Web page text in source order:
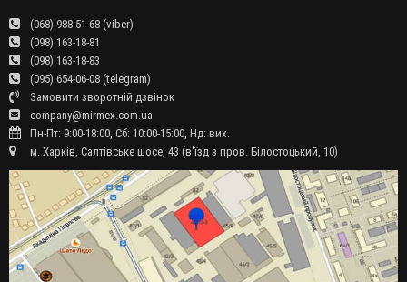
(068) 988-51-68 (viber)
(098) 163-18-81
(098) 163-18-83
(095) 654-06-08 (telegram)
Замовити зворотній дзвінок
company@mirmex.com.ua
Пн-Пт: 9:00-18:00, Сб: 10:00-15:00, Нд: вих.
м. Харків, Салтівське шосе, 43 (в'їзд з пров. Білостоцький, 10)